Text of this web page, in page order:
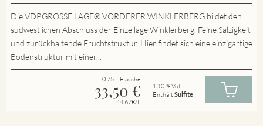
Die VDP.GROSSE LAGE® VORDERER WINKLERBERG bildet den
südwestlichen Abschluss der Einzellage Winklerberg. Feine Salzigkeit
und zurückhaltende Fruchtstruktur. Hier findet sich eine einzigartige
Bodenstruktur mit einer...
0.75 L Flasche
33,50 €
44.67€/L
13.0 % Vol
EnthältSulfite